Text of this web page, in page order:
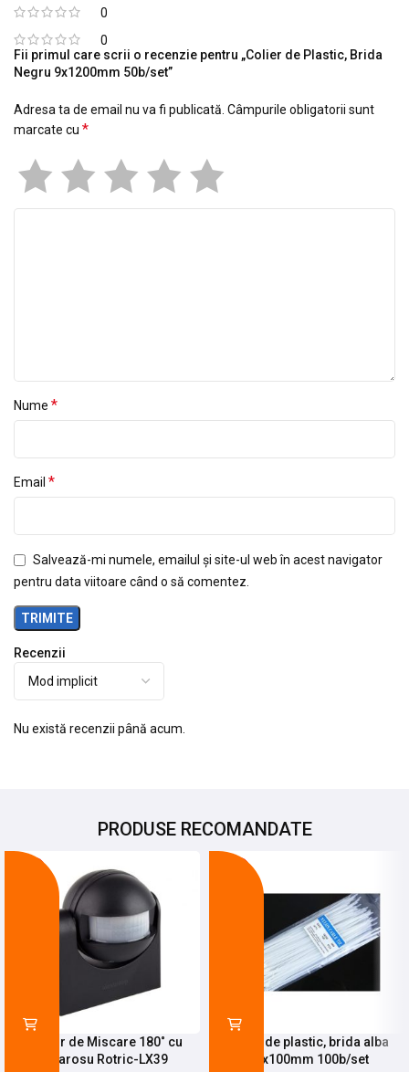
0
0
Recenzii
Nu există recenzii până acum.
Fii primul care scrii o recenzie pentru „Colier de Plastic, Brida
Negru 9x1200mm 50b/set”
Adresa ta de email nu va fi publicată. Câmpurile obligatorii sunt
marcate cu *
Nume *
Email *
Salvează-mi numele, emailul și site-ul web în acest navigator
pentru data viitoare când o să comentez.
PRODUSE RECOMANDATE
Senzor de Miscare 180˚ cu
Infrarosu Rotric-LX39
Colier de plastic, brida alba
2,5x100mm 100b/set